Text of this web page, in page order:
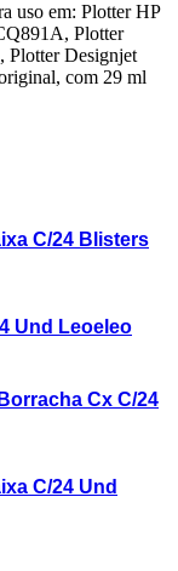
uso em: Plotter HP
Plotter
Plotter Designjet
com 29 ml
C/24 Blisters
Und Leoeleo
Cx C/24
C/24 Und